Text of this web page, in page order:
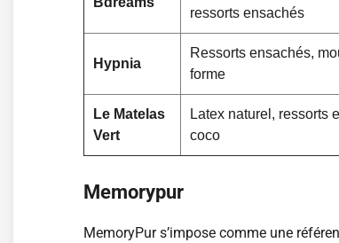
ressorts ensachés
Hypnia
Ressorts ensachés,
forme
Le Matelas
Vert
Latex naturel, ressorts
coco
Memorypur
MemoryPur s’impose comme une